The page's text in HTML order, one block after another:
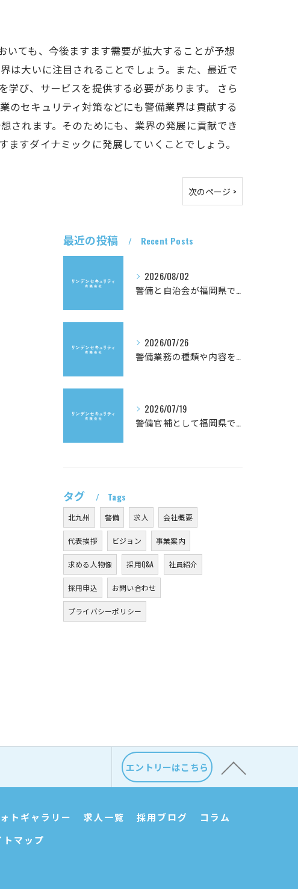
ても、今後ますます需要が拡大することが予想
は大いに注目されることでしょう。また、最近で
び、サービスを提供する必要があります。 さら
のセキュリティ対策などにも警備業界は貢献する
されます。そのためにも、業界の発展に貢献でき
すダイナミックに発展していくことでしょう。
次のページ >
最近の投稿 Recent Posts
2026/08/02
警備と自治会が福岡県で生む安心と企業の地域連携を徹底解説
2026/07/26
警備業務の種類や内容を徹底解説し自分に合う警備を選ぶための基礎知識
2026/07/19
警備官補として福岡県で目指すキャリアと年齢制限や倍率の最新情報
タグ Tags
北九州 警備 求人 会社概要
代表挨拶 ビジョン 事業案内
求める人物像 採用Q&A 社員紹介
採用申込 お問い合わせ
プライバシーポリシー
エントリーはこちら
トギャラリー 求人一覧 採用ブログ
コラム
トマップ